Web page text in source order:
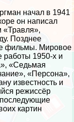
начал в 1941
он написал
«Травля»,
Позднее
фильмы. Мировое
работы 1950-х и
«Седьмая
«Персона»,
известность и
режиссёр
последующие
картин